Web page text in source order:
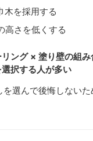
木を採用する
高さを低くする
ング × 塗り壁の組み
択する人が多い
を選んで後悔しない